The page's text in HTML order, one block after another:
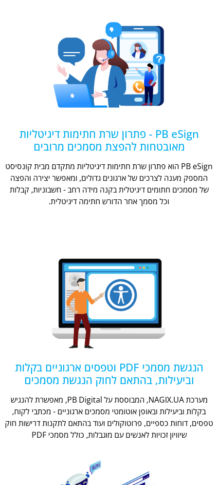
PB eSign - פתרון שרת חתימות דיגיטליות
מאובטחות להפצת מסמכים מרובים
PB eSign הוא פתרון שרת חתימות דיגיטליות מתקדם מבית קונסיסט
המספק מענה לצרכים של ארגונים גדולים, ומאפשר יצירה והפצה
של מסמכים חתומים דיגיטלית בקנה מידה רחב - חשבוניות, קבלות
וכל מסמך אחר הדורש חתימה דיגיטלית.
הנגשת מסמכי PDF וטפסים ארגוניים בקלות
וביעילות, בהתאם לחוק הנגשת מסמכים
מערכת NAGIX.UA, המבוססת על PB Digital, מאפשרת להנגיש
בקלות וביעילות ובאופן אוטומטי מסמכים ארגוניים - מכתבי לקוח,
טפסים, דוחות כספיים, פרוטוקולים ועוד בהתאם לתקנות דרישות חוק
שיוויון זכויות לאנשים עם מוגבלות, כולל מסמכי PDF